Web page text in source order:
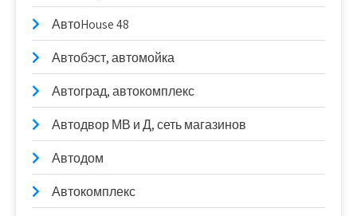
АвтоHouse 48
Автобэст, автомойка
Автоград, автокомплекс
Автодвор МВ и Д, сеть магазинов
Автодом
Автокомплекс